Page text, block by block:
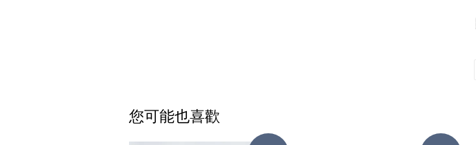
您可能也喜歡